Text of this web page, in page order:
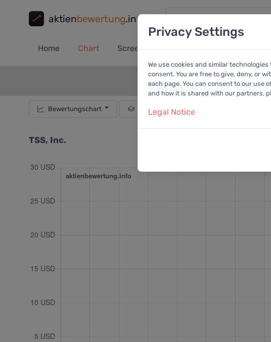
aktienbewertung.info
Home Chart Screener Portfolio Analysen
Bewertungschart Dividende
TSS, Inc.
Privacy Settings
We use cookies and similar
consent. You are free to give, deny, or
each page. You can consent to our use
and how it is shared with our partners,
Legal Notice